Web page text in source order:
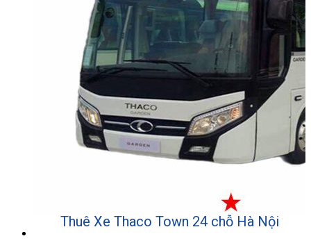
Thuê Xe Thaco Town 24 chỗ Hà Nội